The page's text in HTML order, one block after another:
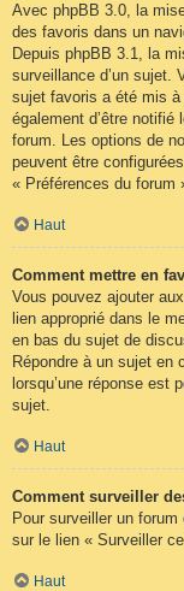
Avec phpBB 3.0, la
des favoris dans un
Depuis phpBB 3.1, la
surveillance d’un sujet.
sujet favoris a été mis
également d’être notifié
forum. Les options de
peuvent être
« Préférences du forum
Haut
Comment mettre en
Vous pouvez ajouter
lien approprié dans le
en bas du sujet de
Répondre à un sujet en
lorsqu’une réponse est
sujet.
Haut
Comment surveiller
Pour surveiller un
sur le lien « Surveiller
Haut